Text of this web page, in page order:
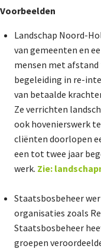
Voorbeelden
Landschap Noord-
van gemeenten en
mensen met
begeleiding in re-
van betaalde
Ze verrichten
ook hovenierswerk
cliënten doorlopen
een tot twee jaar
werk. Zie:
Staatsbosbeheer
organisaties zoals
Staatsbosbeheer
groepen